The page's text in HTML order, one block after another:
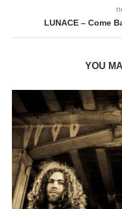
LUNACE – Come
YOU